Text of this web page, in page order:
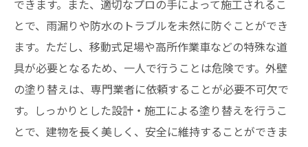
できます。また、適切なプロの手によって施工されるこ
とで、雨漏りや防水のトラブルを未然に防ぐことができ
ます。ただし、移動式足場や高所作業車などの特殊な道
具が必要となるため、一人で行うことは危険です。外壁
の塗り替えは、専門業者に依頼することが必要不可欠で
す。しっかりとした設計・施工による塗り替えを行うこ
とで、建物を長く美しく、安全に維持することができま